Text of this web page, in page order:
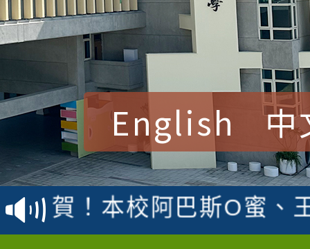
English 中
賀！本校參加桃園市中
賽 洪綺君教師榮獲社
名
賀！本校阿巴斯O蜜、
倩參加桃園市科展 國
賀！本校四年二班張O